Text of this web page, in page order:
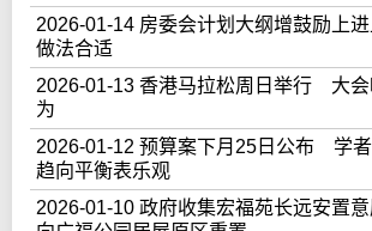
2026-01-14 房委会计划大纲增鼓励上
做法合适
2026-01-13 香港马拉松周日举行 大会
为
2026-01-12 预算案下月25日公布 学
趋向平衡表乐观
2026-01-10 政府收集宏福苑长远安置